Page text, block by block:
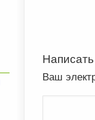
Написать
Ваш